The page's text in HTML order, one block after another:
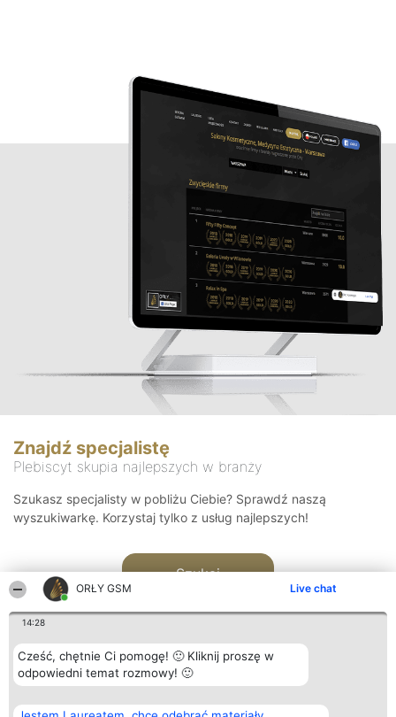
ORŁY GSM Live chat
14:28
Cześć, chętnie Ci pomogę! 🙂 Kliknij proszę w
odpowiedni temat rozmowy! 🙂
Znajdź specjalistę
Plebiscyt skupia najlepszych w branży
Szukasz specjalisty w pobliżu Ciebie? Sprawdź naszą
wyszukiwarkę. Korzystaj tylko z usług najlepszych!
Szukaj
Organizator plebiscytu Plebiscyt Kontakt